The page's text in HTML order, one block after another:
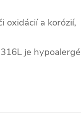
oxidácií a korózií,
je